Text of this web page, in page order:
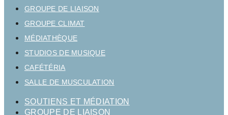
GROUPE DE LIAISON
GROUPE CLIMAT
MÉDIATHÈQUE
STUDIOS DE MUSIQUE
CAFÉTÉRIA
SALLE DE MUSCULATION
SOUTIENS ET MÉDIATION
GROUPE DE LIAISON